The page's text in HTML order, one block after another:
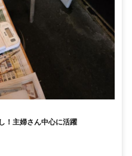
！主婦さん中心に活躍